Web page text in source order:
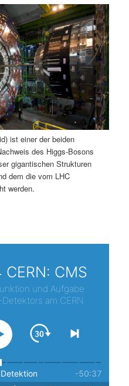
ist einer der beiden
des Higgs-Bosons
gigantischen Strukturen
dem die vom LHC
werden.